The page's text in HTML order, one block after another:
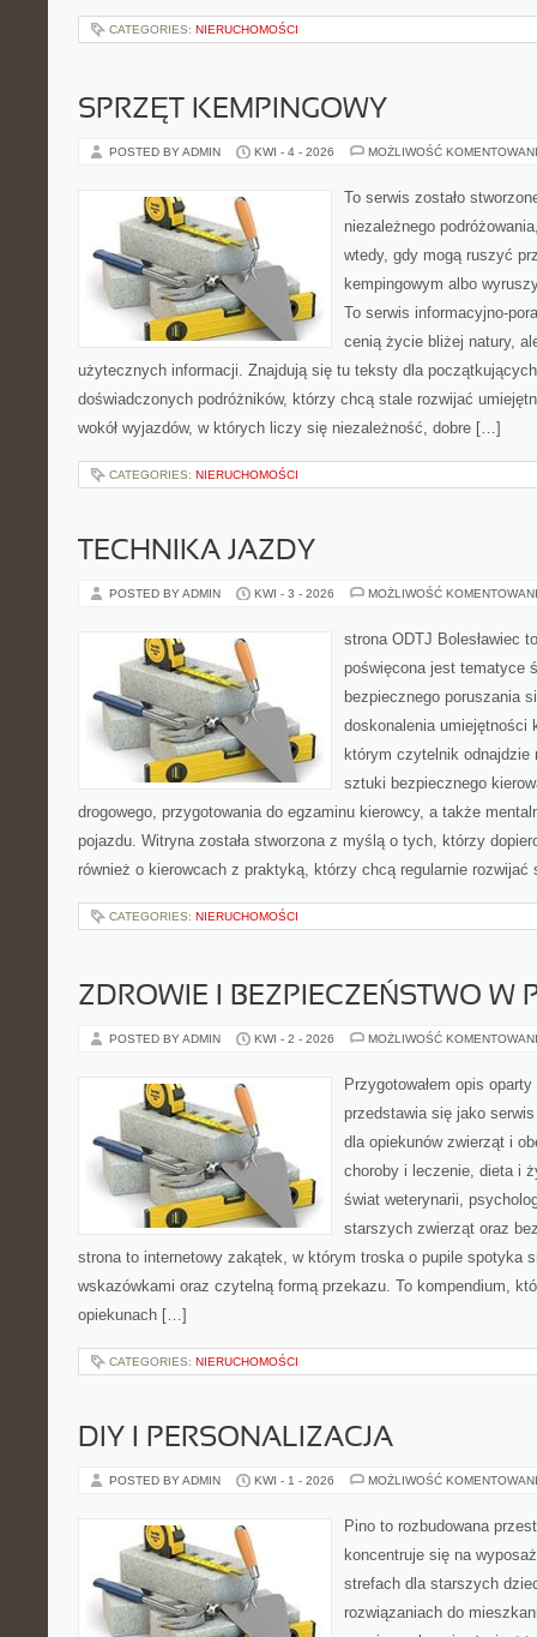
CATEGORIES: NIERUCHOMOŚCI
SPRZĘT KEMPINGOWY
POSTED BY ADMIN KWI - 4 - 2026 MOŻLIWOŚĆ
To serwis zostało
niezależnego
wtedy, gdy mogą ruszyć
kempingowym albo
To serwis informacyjno-
cenią życie bliżej natury,
użytecznych informacji. Znajdują się tu teksty dla
doświadczonych podróżników, którzy chcą stale rozwijać
wokół wyjazdów, w których liczy się niezależność, dobre […]
CATEGORIES: NIERUCHOMOŚCI
TECHNIKA JAZDY
POSTED BY ADMIN KWI - 3 - 2026 MOŻLIWOŚĆ
strona ODTJ Bolesławiec
poświęcona jest tematyce
bezpiecznego poruszania
doskonalenia umiejętności
którym czytelnik odnajdzie
sztuki bezpiecznego
drogowego, przygotowania do egzaminu kierowcy, a także
pojazdu. Witryna została stworzona z myślą o tych, którzy
również o kierowcach z praktyką, którzy chcą regularnie
CATEGORIES: NIERUCHOMOŚCI
ZDROWIE I BEZPIECZEŃSTWO W
POSTED BY ADMIN KWI - 2 - 2026 MOŻLIWOŚĆ
Przygotowałem opis
przedstawia się jako
dla opiekunów zwierząt i
choroby i leczenie, dieta i
świat weterynarii,
starszych zwierząt oraz
strona to internetowy zakątek, w którym troska o pupile spotyka
wskazówkami oraz czytelną formą przekazu. To kompendium,
opiekunach […]
CATEGORIES: NIERUCHOMOŚCI
DIY I PERSONALIZACJA
POSTED BY ADMIN KWI - 1 - 2026 MOŻLIWOŚĆ
Pino to rozbudowana
koncentruje się na
strefach dla starszych
rozwiązaniach do